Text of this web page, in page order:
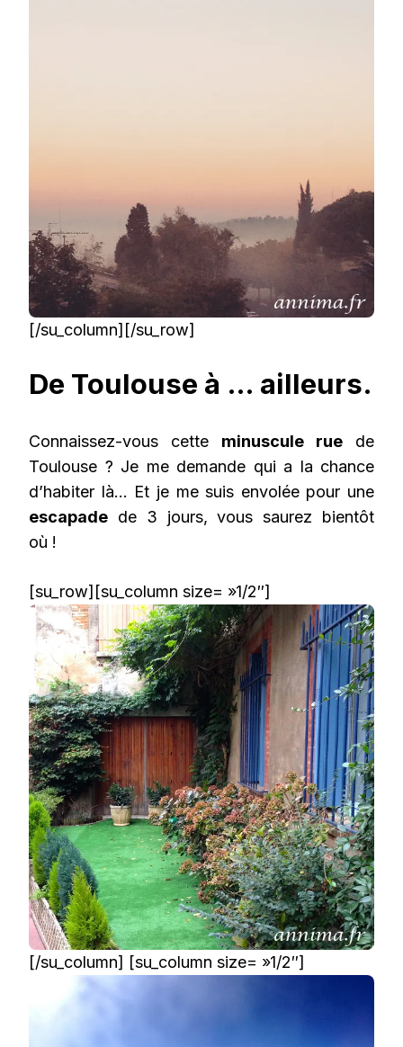
[/su_column][/su_row]
De Toulouse à … ailleurs.
Connaissez-vous cette minuscule rue de
Toulouse ? Je me demande qui a la chance
d’habiter là… Et je me suis envolée pour une
escapade de 3 jours, vous saurez bientôt
où !
[su_row][su_column size= »1/2″]
[/su_column] [su_column size= »1/2″]